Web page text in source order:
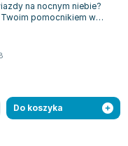
na nocnym niebie?
pomocnikiem w
i planet,...
Do koszyka